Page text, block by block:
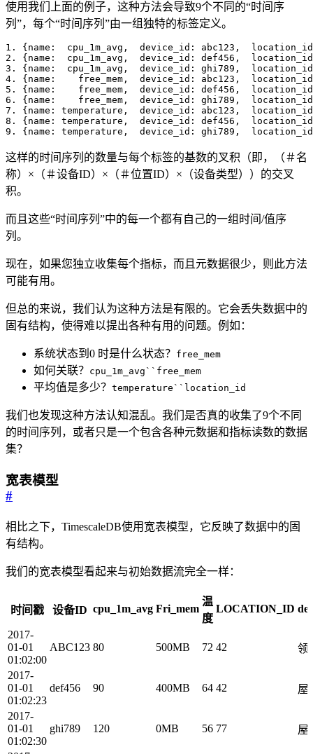
使用我们上面的例子，这种方法会导致9个不同的“时间序
列”，每个“时间序列”由一组独特的标签定义。
9. {name: temperature,  device_id: ghi789,
这样的时间序列的数量与每个标签的基数的叉积（即，（＃名
称）×（＃设备ID）×（＃位置ID）×（设备类型））的交叉
积。
而且这些“时间序列”中的每一个都有自己的一组时间/值序
列。
现在，如果您独立收集每个指标，而且元数据很少，则此方法
可能有用。
但总的来说，我们认为这种方法是有限的。它会丢失数据中的
固有结构，使得难以提出各种有用的问题。例如：
系统状态到0 时是什么状态？ free_mem
如何关联？ cpu_1m_avg``free_mem
平均值是多少？ temperature``location_id
我们也发现这种方法认知混乱。我们是否真的收集了9个不同
的时间序列，或者只是一个包含各种元数据和指标读数的数据
集？
宽表模型
#
相比之下，TimescaleDB使用宽表模型，它反映了数据中的固
有结构。
我们的宽表模型看起来与初始数据流完全一样：
时间戳 设备ID cpu_1m_avg Fri_mem
温
度
LOCATION_ID
2017-
01-01
01:02:00
ABC123 80 500MB 72 42 领
2017-
01-01
01:02:23
def456 90 400MB 64 42 屋
2017-
01-01
01:02:30
ghi789 120 0MB 56 77 屋